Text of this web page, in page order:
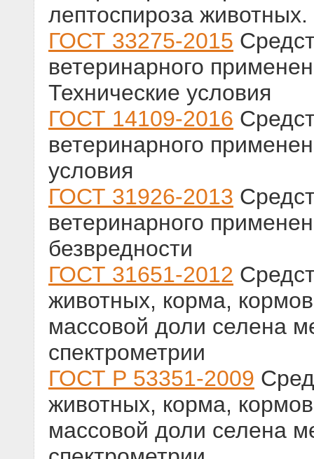
лептоспироза
ГОСТ 33275-2015
ветеринарного
Технические условия
ГОСТ 14109-2016
ветеринарного
условия
ГОСТ 31926-2013
ветеринарного
безвредности
ГОСТ 31651-2012
животных, корма,
массовой доли селена
спектрометрии
ГОСТ Р 53351-2009
животных, корма,
массовой доли селена